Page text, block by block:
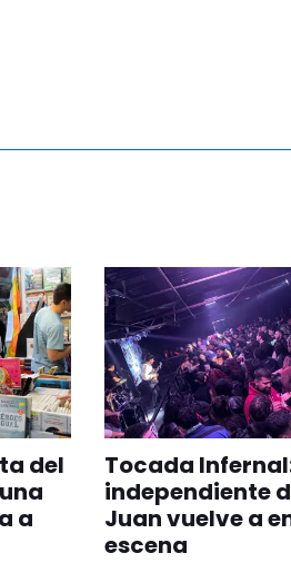
del
a
Tocada
independiente
Juan vuelve a
escena